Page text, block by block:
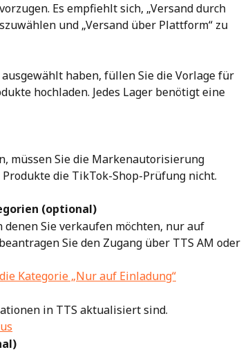
Es empfiehlt sich, „Versand durch
und „Versand über Plattform“ zu
haben, füllen Sie die Vorlage für
hochladen. Jedes Lager benötigt eine
müssen Sie die Markenautorisierung
die TikTok-Shop-Prüfung nicht.
(optional)
Sie verkaufen möchten, nur auf
Sie den Zugang über TTS AM oder
Kategorie „Nur auf Einladung“
in TTS aktualisiert sind.